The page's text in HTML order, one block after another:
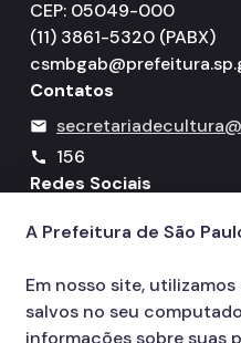
CEP: 05049-000
(11) 3861-5320 (PABX)
Contatos
mail
call
156
Redes Sociais
Icone do YouTube
Icone do X
Icone do Instagram
Icone do
Icone do
A Prefeitura de São
Em nosso site,
salvos no seu
informações sobre suas